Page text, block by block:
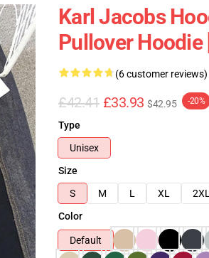
Karl Jacobs
Pullover Hoodie
(6 customer reviews)
£42.41 £33.93 $42.95 -20%
Type
Unisex
Size
S
M L XL 2XL
Color
Default